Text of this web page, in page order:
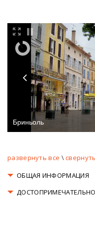
развернуть все \
ОБЩАЯ ИНФОРМАЦИЯ